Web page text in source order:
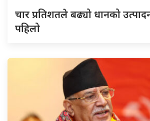
चार प्रतिशतले बढ्यो धानको
पहिलो